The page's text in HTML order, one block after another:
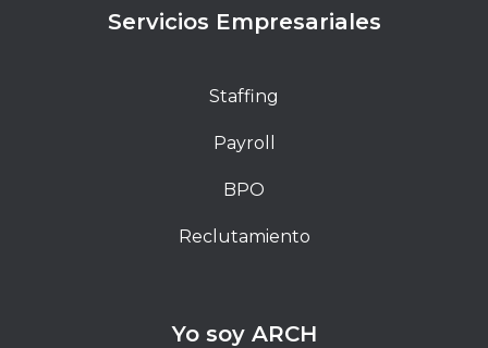
Servicios Empresariales
Staffing
Payroll
BPO
Reclutamiento
Yo soy ARCH